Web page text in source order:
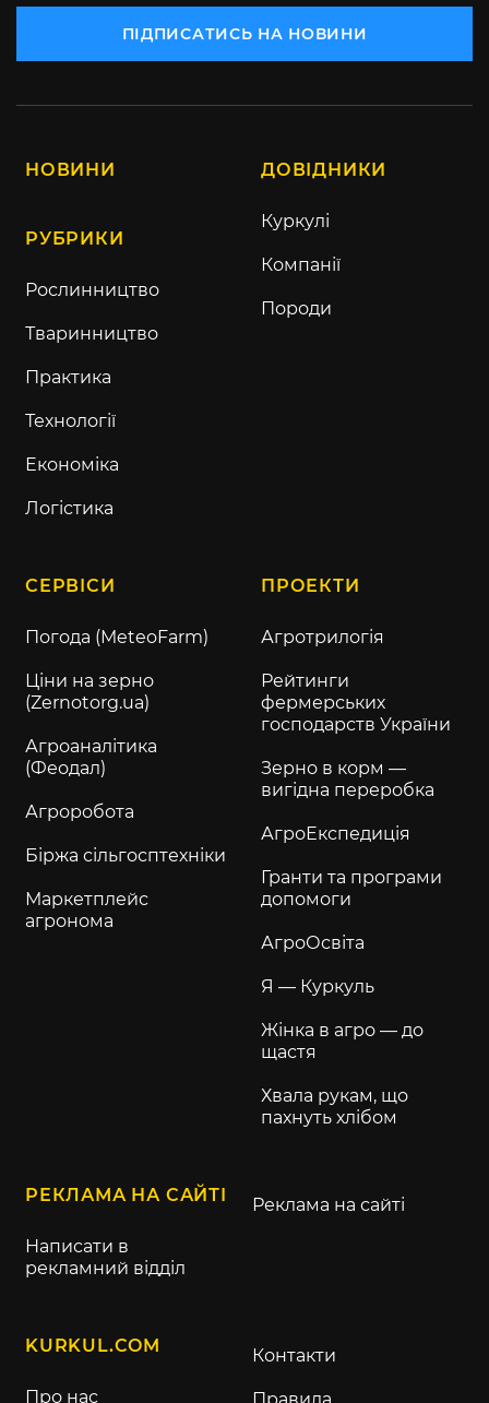
ПІДПИСАТИСЬ НА НОВИНИ
НОВИНИ
РУБРИКИ
Рослинництво
Тваринництво
Практика
Технології
Економіка
Логістика
ДОВІДНИКИ
Куркулі
Компанії
Породи
СЕРВІСИ
Погода (MeteoFarm)
Ціни на зерно
(Zernotorg.ua)
Агроаналітика
(Феодал)
Агроробота
Біржа сільгосптехніки
Маркетплейс
агронома
ПРОЕКТИ
Агротрилогія
Рейтинги
фермерських
господарств України
Зерно в корм —
вигідна переробка
АгроЕкспедиція
Гранти та програми
допомоги
АгроОсвіта
Я — Куркуль
Жінка в агро — до
щастя
Хвала рукам, що
пахнуть хлібом
РЕКЛАМА НА САЙТІ
Написати в
рекламний відділ
Реклама на сайті
KURKUL.COM
Про нас
Контакти